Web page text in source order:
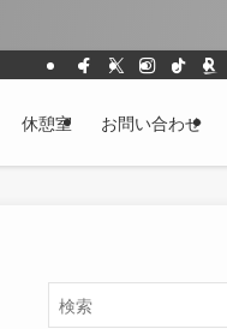
休憩室 お問い合わせ